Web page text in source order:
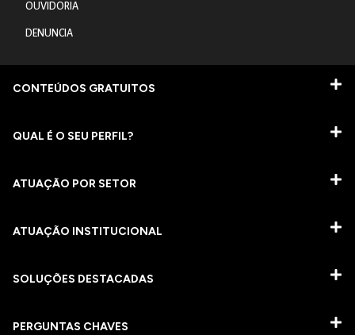
OUVIDORIA
DENUNCIA
CONTEÚDOS GRATUITOS
QUAL É O SEU PERFIL?
ATUAÇÃO POR SETOR
ATUAÇÃO INSTITUCIONAL
SOLUÇÕES DESTACADAS
PERGUNTAS CHAVES​